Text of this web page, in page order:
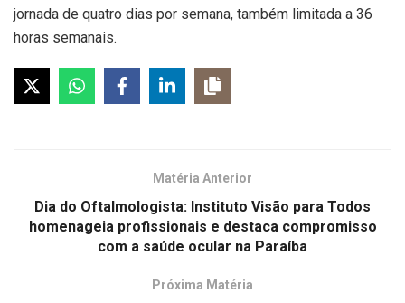
jornada de quatro dias por semana, também limitada a 36
horas semanais.
Matéria Anterior
Dia do Oftalmologista: Instituto Visão para Todos
homenageia profissionais e destaca compromisso
com a saúde ocular na Paraíba
Próxima Matéria